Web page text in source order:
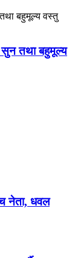
सुन तथा बहुमूल्य
नेता, धवल